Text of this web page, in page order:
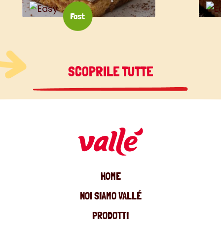
SCOPRILE TUTTE
HOME
NOI SIAMO VALLÉ
PRODOTTI